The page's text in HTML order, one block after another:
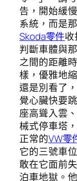
告，開始緩
系統，而是
Skoda零件
判斷車體與
之間的距離
樣，優雅地
還是別看了
覺心臟快要
座高聳入雲
械式停車塔
正常的VW零
它的三號車
敢在它面前
泊車地獄。